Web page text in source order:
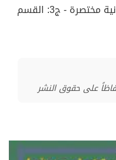
كتاب في ظلال القرآن طبعة الكترونية مختصرة - ج3: القسم
على حقوق النشر